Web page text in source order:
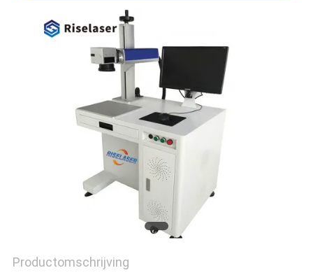
РУССКИЙ
SITEMAP
Productomschrijving